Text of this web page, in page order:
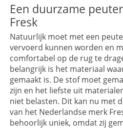
Een duurzame
Fresk
Natuurlijk moet met een
vervoerd kunnen worden en
comfortabel op de rug te
belangrijk is het materiaal
gemaakt is. De stof moet
zijn en het liefste uit
niet belasten. Dit kan nu met
van het Nederlandse merk
behoorlijk uniek, omdat zij